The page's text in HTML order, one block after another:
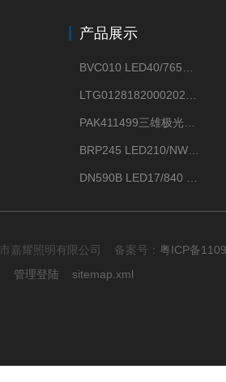
产品展示
嘉耀照明有限公司 备案号： 粤ICP备
管理登陆 sitemap.xml